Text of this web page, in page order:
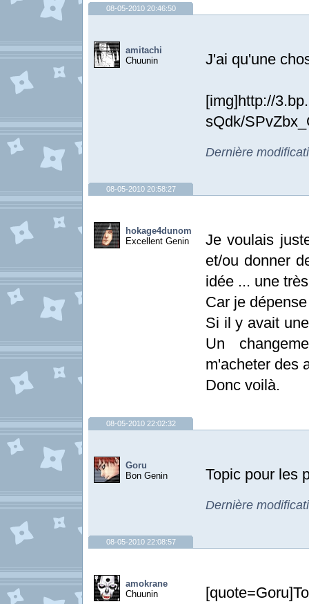
08-05-2010 20:46:50
amitachi
Chuunin
J'ai qu'une
[img]http://
sQdk/
Dernière
08-05-2010 20:58:27
hokage4dunom
Excellent Genin
Je voulais
et/ou donner
idée ... une
Car je
Si il y avait
Un
m'acheter des
Donc voilà.
08-05-2010 22:02:32
Goru
Bon Genin
Topic pour les
Dernière
08-05-2010 22:08:57
amokrane
Chuunin